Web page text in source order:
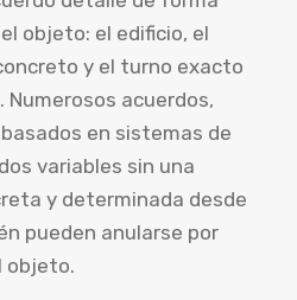
objeto: el edificio, el
y el turno exacto
Numerosos acuerdos,
en sistemas de
variables sin una
y determinada desde
pueden anularse por
objeto.